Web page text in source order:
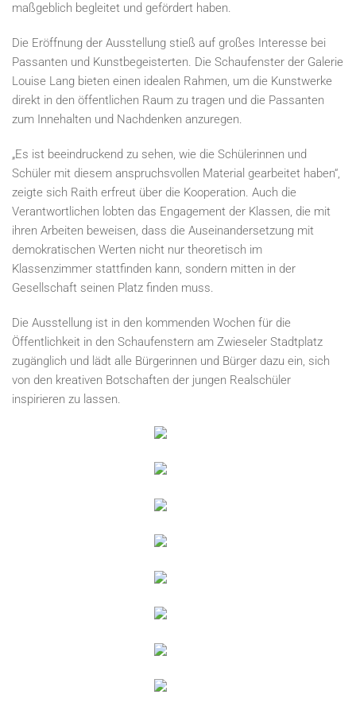
maßgeblich begleitet und gefördert haben.
Die Eröffnung der Ausstellung stieß auf großes Interesse bei
Passanten und Kunstbegeisterten. Die Schaufenster der Galerie
Louise Lang bieten einen idealen Rahmen, um die Kunstwerke
direkt in den öffentlichen Raum zu tragen und die Passanten
zum Innehalten und Nachdenken anzuregen.
„Es ist beeindruckend zu sehen, wie die Schülerinnen und
Schüler mit diesem anspruchsvollen Material gearbeitet haben“,
zeigte sich Raith erfreut über die Kooperation. Auch die
Verantwortlichen lobten das Engagement der Klassen, die mit
ihren Arbeiten beweisen, dass die Auseinandersetzung mit
demokratischen Werten nicht nur theoretisch im
Klassenzimmer stattfinden kann, sondern mitten in der
Gesellschaft seinen Platz finden muss.
Die Ausstellung ist in den kommenden Wochen für die
Öffentlichkeit in den Schaufenstern am Zwieseler Stadtplatz
zugänglich und lädt alle Bürgerinnen und Bürger dazu ein, sich
von den kreativen Botschaften der jungen Realschüler
inspirieren zu lassen.